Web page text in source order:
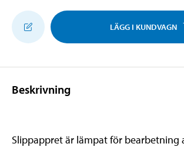
LÄGG I KUNDVAGN
Beskrivning
Slippappret är lämpat för bearbetning